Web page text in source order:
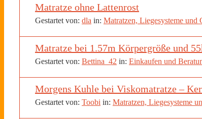
Matratze ohne Lattenrost
Gestartet von: dla in: Matratzen, Liegesysteme und
Matratze bei 1.57m Körpergröße und
Gestartet von: Bettina_42 in: Einkaufen und
Morgens Kuhle bei Viskomatratze –
Gestartet von: Toobi in: Matratzen, Liegesysteme